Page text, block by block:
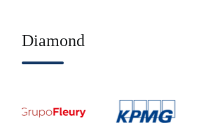
Diamond